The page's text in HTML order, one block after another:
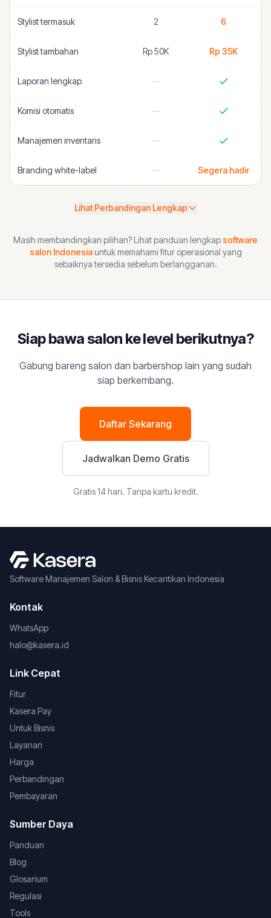
Stylist termasuk 2 6
Stylist tambahan Rp 50K Rp 35K
Laporan lengkap —
Komisi otomatis —
Manajemen inventaris —
Branding white-label — Segera hadir
Lihat Perbandingan Lengkap
Masih membandingkan pilihan? Lihat panduan lengkap software
salon Indonesiauntuk memahami fitur operasional yang
sebaiknya tersedia sebelum berlangganan.
Siap bawa salon ke level berikutnya?
Gabung bareng salon dan barbershop lain yang sudah
siap berkembang.
Daftar Sekarang
Jadwalkan Demo Gratis
Gratis 14 hari. Tanpa kartu kredit.
Software Manajemen Salon & Bisnis Kecantikan Indonesia
Kontak
WhatsApp
halo@kasera.id
Link Cepat
Fitur
Kasera Pay
Untuk Bisnis
Layanan
Harga
Perbandingan
Pembayaran
Sumber Daya
Panduan
Blog
Glosarium
Regulasi
Tools